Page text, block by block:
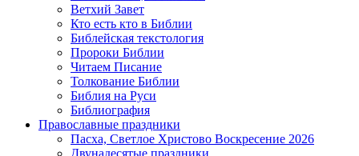
Ветхий Завет
Кто есть кто в Библии
Библейская текстология
Пророки Библии
Читаем Писание
Толкование Библии
Библия на Руси
Библиография
Православные праздники
Пасха, Светлое Христово Воскресение 2026